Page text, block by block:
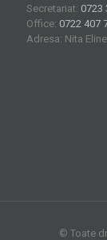
Secretariat: 0723
Office: 0722 407
Adresa: Nita
© Toate